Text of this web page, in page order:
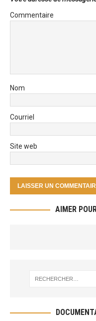
Commentaire
Nom
Courriel
Site web
AIMER